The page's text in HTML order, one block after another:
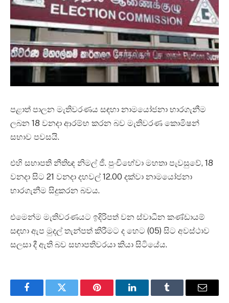
පළාත් පාලන මැතිවරණය සඳහා නාමයෝජනා භාරගැනීම
ලබන 18 වනදා ආරම්භ කරන බව මැතිවරණ කොමිෂන්
සභාව පවසයි.
එහි සභාපති නීතිඥ නිමල් ජී. පුංචිහේවා මහතා පැවසුවේ, 18
වනදා සිට 21 වනදා දහවල් 12.00 දක්වා නාමයෝජනා
භාරගැනීම සිදුකරන බවය.
එමෙන්ම මැතිවරණයට ඉදිරිපත් වන ස්වාධීන කණ්ඩායම්
සඳහා ඇප මුදල් තැන්පත් කිරීමට ද හෙට (05) සිට අවස්ථාව
සලසා දී ඇති බව සභාපතිවරයා කියා සිටියේය.
FacebookTwitter Pinterest LinkedInTumblr Email